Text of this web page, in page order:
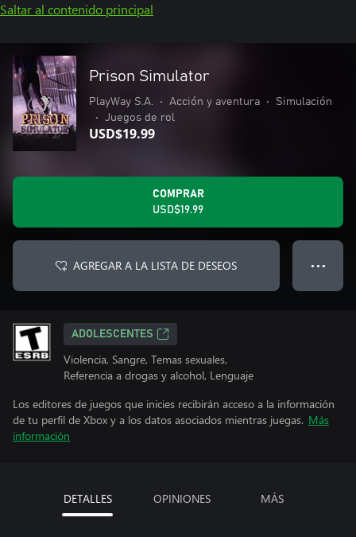
Saltar al contenido principal
Prison Simulator
PlayWay S.A. • Acción y aventura •
Simulación
•
Juegos de rol
USD$19.99
COMPRAR
USD$19.99
AGREGAR A LA LISTA DE DESEOS ● ● ●
ADOLESCENTES
Violencia, Sangre, Temas sexuales,
Referencia a drogas y alcohol, Lenguaje
Los editores de juegos que inicies recibirán acceso a la información
de tu perfil de Xbox y a los datos asociados mientras juegas. Más
información
DETALLES OPINIONES MÁS